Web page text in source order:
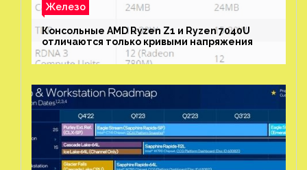
Железо
Консольные AMD Ryzen Z1 и Ryzen 7040U
отличаются только кривыми напряжения